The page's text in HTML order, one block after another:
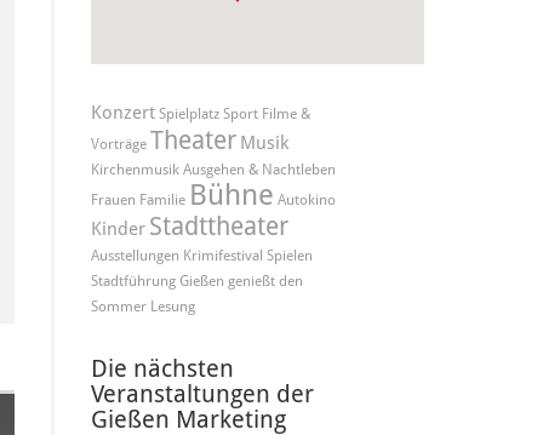
Konzert Spielplatz Sport Filme &
Vorträge Theater Musik
Kirchenmusik Ausgehen & Nachtleben
Frauen Familie Bühne Autokino
Kinder Stadttheater
Ausstellungen Krimifestival Spielen
Stadtführung Gießen genießt den
Sommer Lesung
Die nächsten
Veranstaltungen der
Gießen Marketing